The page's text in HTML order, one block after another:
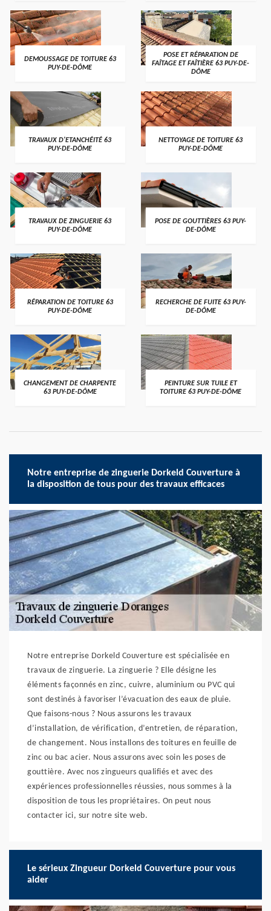
DEMOUSSAGE DE TOITURE 63
PUY-DE-DÔME
POSE ET RÉPARATION DE
FAÎTAGE ET FAÎTIÈRE 63 PUY-DE-
DÔME
TRAVAUX D'ETANCHÉITÉ 63
PUY-DE-DÔME
NETTOYAGE DE TOITURE 63
PUY-DE-DÔME
TRAVAUX DE ZINGUERIE 63
PUY-DE-DÔME
POSE DE GOUTTIÈRES 63 PUY-
DE-DÔME
RÉPARATION DE TOITURE 63
PUY-DE-DÔME
RECHERCHE DE FUITE 63 PUY-
DE-DÔME
CHANGEMENT DE CHARPENTE
63 PUY-DE-DÔME
PEINTURE SUR TUILE ET
TOITURE 63 PUY-DE-DÔME
Notre entreprise de zinguerie Dorkeld Couverture à
la disposition de tous pour des travaux efficaces
Notre entreprise Dorkeld Couverture est spécialisée en
travaux de zinguerie. La zinguerie ? Elle désigne les
éléments façonnés en zinc, cuivre, aluminium ou PVC qui
sont destinés à favoriser l’évacuation des eaux de pluie.
Que faisons-nous ? Nous assurons les travaux
d’installation, de vérification, d’entretien, de réparation,
de changement. Nous installons des toitures en feuille de
zinc ou bac acier. Nous assurons avec soin les poses de
gouttière. Avec nos zingueurs qualifiés et avec des
expériences professionnelles réussies, nous sommes à la
disposition de tous les propriétaires. On peut nous
contacter ici, sur notre site web.
Le sérieux Zingueur Dorkeld Couverture pour vous
aider